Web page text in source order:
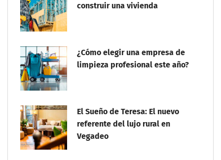
construir una vivienda
¿Cómo elegir una empresa de
limpieza profesional este año?
El Sueño de Teresa: El nuevo
referente del lujo rural en
Vegadeo